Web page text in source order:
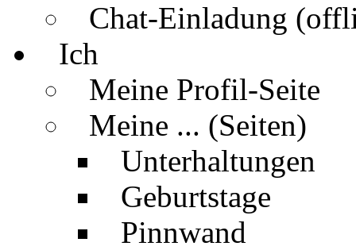
Chat-Einladung
Ich
Meine Profil-Seite
Meine ... (Seiten)
Unterhaltungen
Geburtstage
Pinnwand